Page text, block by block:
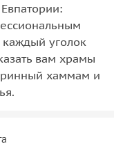
каждый уголок
вам храмы
хаммам и